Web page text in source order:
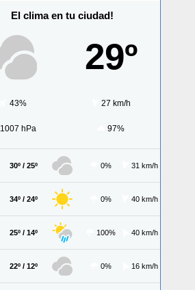
El clima en tu ciudad!
29º
43% 27 km/h
1007 hPa 97%
30º / 25º 0% 31 km/h
34º / 24º 0% 40 km/h
25º / 14º 100% 40 km/h
22º / 12º 0% 16 km/h